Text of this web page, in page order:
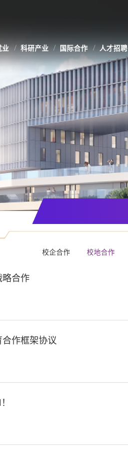
业 科研产业 国际合作 人才招聘
校企合作 校地合作
略合作
作框架协议